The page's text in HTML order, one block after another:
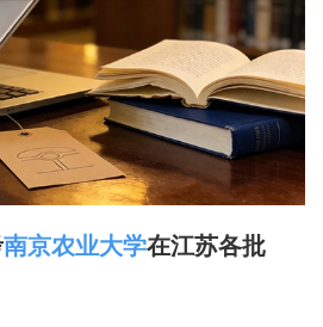
南京农业大学在江苏各批